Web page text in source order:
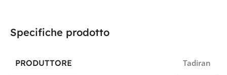
Specifiche prodotto
PRODUTTORE Tadiran